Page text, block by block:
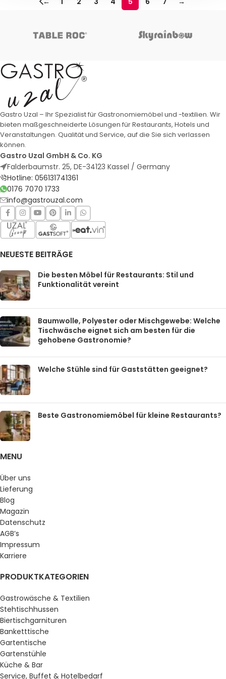
Gastro Uzal – Ihr Spezialist für Gastronomiemöbel und -textilien. Wir
bieten maßgeschneiderte Lösungen für Restaurants, Hotels und
Veranstaltungen. Qualität und Service, auf die Sie sich verlassen
können.
Gastro Uzal GmbH & Co. KG
Falderbaumstr. 25, DE-34123 Kassel / Germany
Hotline: 056131741361
0176 7070 1733
info@gastrouzal.com
NEUESTE BEITRÄGE
Die besten Möbel für Restaurants: Stil und
Funktionalität vereint
Baumwolle, Polyester oder Mischgewebe: Welche
Tischwäsche eignet sich am besten für die
gehobene Gastronomie?
Welche Stühle sind für Gaststätten geeignet?
Beste Gastronomiemöbel für kleine Restaurants?
MENU
Über uns
Lieferung
Blog
Magazin
Datenschutz
AGB’s
Impressum
Karriere
PRODUKTKATEGORIEN
Gastrowäsche & Textilien
Stehtischhussen
Biertischgarnituren
Banketttische
Gartentische
Gartenstühle
Küche & Bar
Service, Buffet & Hotelbedarf